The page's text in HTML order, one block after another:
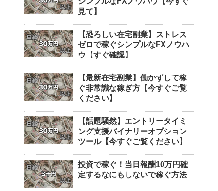
見て】
【恐ろしい在宅副業】ストレス
ゼロで稼ぐシンプルなFXノウハ
ウ【すぐ確認】
【最新在宅副業】働かずして稼
ぐ非常識な稼ぎ方【今すぐご覧
ください】
【話題騒然】エントリータイミ
ング支援バイナリーオプション
ツール【今すぐご覧ください】
投資で稼ぐ！当日報酬10万円確
定するなにもしないで稼ぐ方法